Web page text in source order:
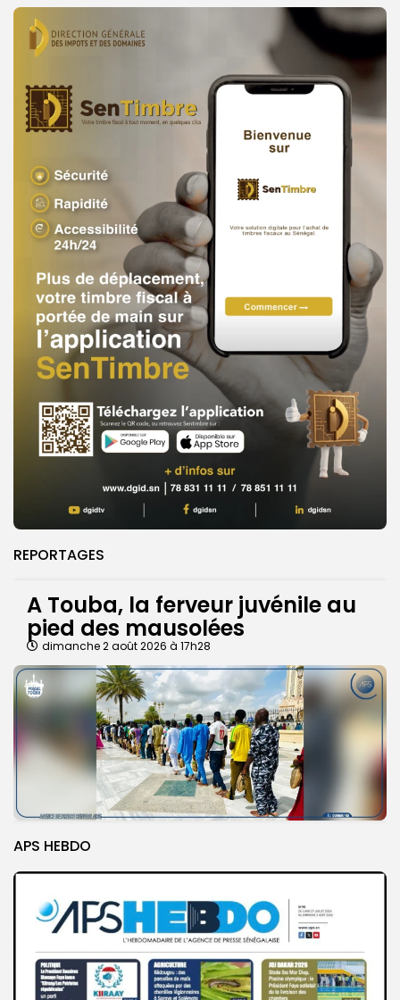
REPORTAGES
A Touba, la ferveur juvénile au
pied des mausolées
dimanche 2 août 2026 à 17h28
APS HEBDO